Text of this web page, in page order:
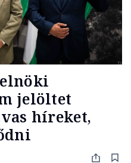
jelöltet
híreket,